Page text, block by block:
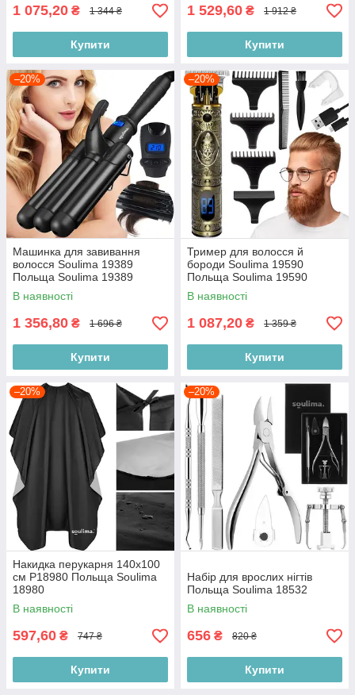
1 075,20 ₴ 1 344 ₴
Купити
1 529,60 ₴ 1 912 ₴
Купити
–20%
Машинка для завивання
волосся Soulima 19389
Польща Soulima 19389
В наявності
1 356,80 ₴ 1 696 ₴
Купити
–20%
Тример для волосся й
бороди Soulima 19590
Польща Soulima 19590
В наявності
1 087,20 ₴ 1 359 ₴
Купити
–20%
Накидка перукарня 140х100
см P18980 Польща Soulima
18980
В наявності
597,60 ₴ 747 ₴
Купити
–20%
Набір для врослих нігтів
Польща Soulima 18532
В наявності
656 ₴ 820 ₴
Купити